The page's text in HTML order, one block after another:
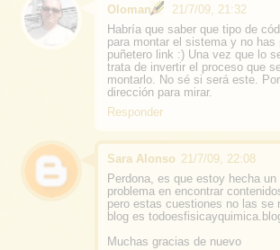
Oloman
21/7/09, 21:32
Habría que saber que tipo de
para montar el sistema y no has
puñetero link :) Una vez que lo
trata de invertir el proceso que
montarlo. No sé si será este.
dirección para mirar.
Responder
Sara Alonso 21/7/09, 22:08
Perdona, es que estoy hecha
problema en encontrar
pero estas cuestiones no las se
blog es
Muchas gracias de nuevo